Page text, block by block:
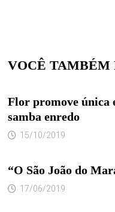
VOCÊ TAMBÉM
Flor promove única
samba enredo
15/10/2019
“O São João do
17/06/2019